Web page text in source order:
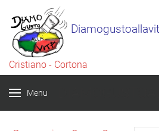
Cristiano - Cortona
Menu